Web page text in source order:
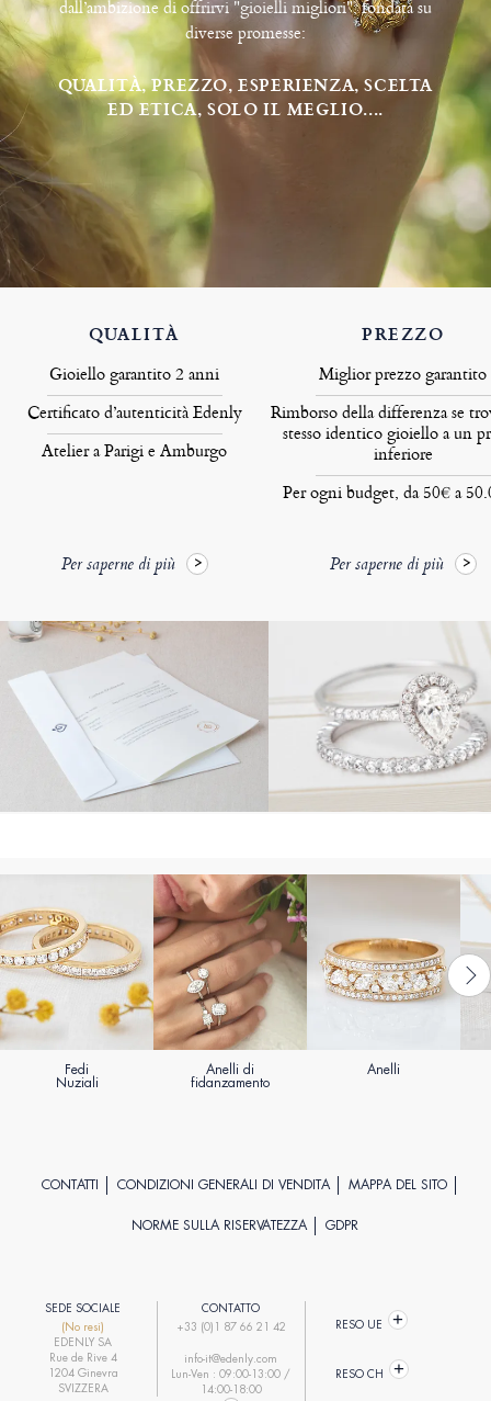
dall’ambizione di offrirvi "gioielli migliori", fondata su
diverse promesse:
QUALITÀ, PREZZO, ESPERIENZA, SCELTA
ED ETICA, SOLO IL MEGLIO....
QUALITÀ
Gioiello garantito 2 anni
Certificato d’autenticità Edenly
Atelier a Parigi e Amburgo
Per saperne di più
PREZZO
Miglior prezzo garantito
Rimborso della differenza se
stesso identico gioiello a un
inferiore
Per ogni budget, da 50€ a
Per saperne di più
Fedi
Nuziali
Anelli di
fidanzamento
Anelli
CONTATTI CONDIZIONI GENERALI DI VENDITA MAPPA DEL SITO
NORME SULLA RISERVATEZZA GDPR
SEDE SOCIALE
(No resi)
EDENLY SA
Rue de Rive 4
1204 Ginevra
SVIZZERA
CONTATTO
+33 (0)1 87 66 21 42
info-it@edenly.com
Lun-Ven : 09:00-13:00 /
14:00-18:00
RESO UE
RESO CH